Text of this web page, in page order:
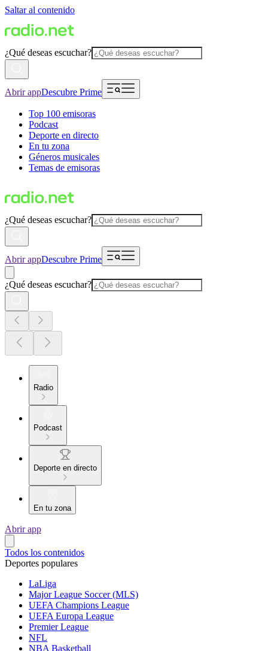
Saltar al contenido
¿Qué deseas escuchar?
Abrir appDescubre Prime
Top 100 emisoras
Podcast
Deporte en directo
En tu zona
Géneros musicales
Temas de emisoras
¿Qué deseas escuchar?
Abrir appDescubre Prime
¿Qué deseas escuchar?
Radio
Podcast
Deporte en directo
En tu zona
Abrir app
Todos los contenidos
Deportes populares
LaLiga
Major League Soccer (MLS)
UEFA Champions League
UEFA Europa League
Premier League
NFL
NBA Basketball